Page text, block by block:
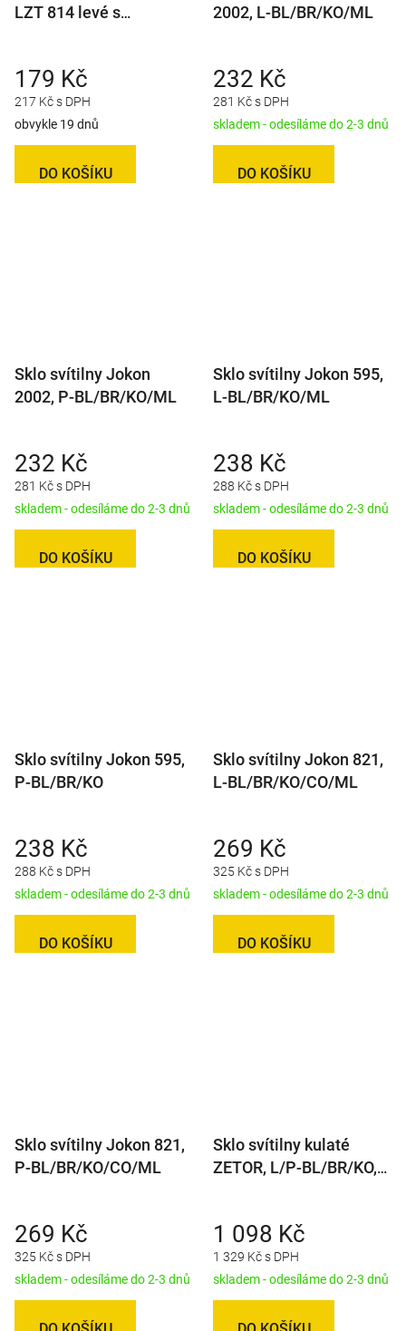
LZT 814 levé s
217 Kč s DPH
179 Kč
obvykle 19 dnů
DO KOŠÍKU
2002, L-BL/BR/KO/ML
281 Kč s DPH
232 Kč
skladem - odesíláme do 2-3 dnů
DO KOŠÍKU
Sklo svítilny Jokon
2002, P-BL/BR/KO/ML
281 Kč s DPH
232 Kč
skladem - odesíláme do 2-3 dnů
DO KOŠÍKU
Sklo svítilny Jokon 595,
L-BL/BR/KO/ML
288 Kč s DPH
238 Kč
skladem - odesíláme do 2-3 dnů
DO KOŠÍKU
Sklo svítilny Jokon 595,
P-BL/BR/KO
288 Kč s DPH
238 Kč
skladem - odesíláme do 2-3 dnů
DO KOŠÍKU
Sklo svítilny Jokon 821,
L-BL/BR/KO/CO/ML
325 Kč s DPH
269 Kč
skladem - odesíláme do 2-3 dnů
DO KOŠÍKU
Sklo svítilny Jokon 821,
P-BL/BR/KO/CO/ML
325 Kč s DPH
269 Kč
skladem - odesíláme do 2-3 dnů
Sklo svítilny kulaté
ZETOR, L/P-BL/BR/KO,
1 329 Kč s DPH
1 098 Kč
skladem - odesíláme do 2-3 dnů